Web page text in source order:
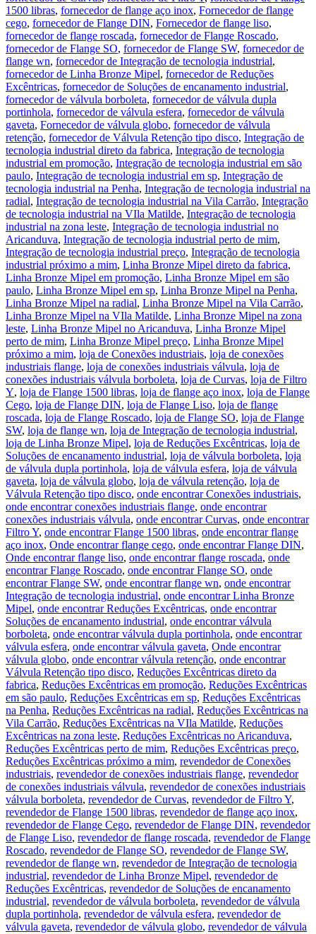
1500 libras, fornecedor de flange aço inox, Fornecedor de flange
cego, fornecedor de Flange DIN, Fornecedor de flange liso,
fornecedor de flange roscada, fornecedor de Flange Roscado,
fornecedor de Flange SO, fornecedor de Flange SW, fornecedor de
flange wn, fornecedor de Integração de tecnologia industrial,
fornecedor de Linha Bronze Mipel, fornecedor de Reduções
Excêntricas, fornecedor de Soluções de encanamento industrial,
fornecedor de válvula borboleta, fornecedor de válvula dupla
portinhola, fornecedor de válvula esfera, fornecedor de válvula
gaveta, Fornecedor de válvula globo, fornecedor de válvula
retenção, fornecedor de Válvula Retenção tipo disco, Integração de
tecnologia industrial direto da fabrica, Integração de tecnologia
industrial em promoção, Integração de tecnologia industrial em são
paulo, Integração de tecnologia industrial em sp, Integração de
tecnologia industrial na Penha, Integração de tecnologia industrial na
radial, Integração de tecnologia industrial na Vila Carrão, Integração
de tecnologia industrial na VIla Matilde, Integração de tecnologia
industrial na zona leste, Integração de tecnologia industrial no
Aricanduva, Integração de tecnologia industrial perto de mim,
Integração de tecnologia industrial preço, Integração de tecnologia
industrial próximo a mim, Linha Bronze Mipel direto da fabrica,
Linha Bronze Mipel em promoção, Linha Bronze Mipel em são
paulo, Linha Bronze Mipel em sp, Linha Bronze Mipel na Penha,
Linha Bronze Mipel na radial, Linha Bronze Mipel na Vila Carrão,
Linha Bronze Mipel na VIla Matilde, Linha Bronze Mipel na zona
leste, Linha Bronze Mipel no Aricanduva, Linha Bronze Mipel
perto de mim, Linha Bronze Mipel preço, Linha Bronze Mipel
próximo a mim, loja de Conexões industriais, loja de conexões
industriais flange, loja de conexões industriais válvula, loja de
conexões industriais válvula borboleta, loja de Curvas, loja de Filtro
Y, loja de Flange 1500 libras, loja de flange aço inox, loja de Flange
Cego, loja de Flange DIN, loja de Flange Liso, loja de flange
roscada, loja de Flange Roscado, loja de Flange SO, loja de Flange
SW, loja de flange wn, loja de Integração de tecnologia industrial,
loja de Linha Bronze Mipel, loja de Reduções Excêntricas, loja de
Soluções de encanamento industrial, loja de válvula borboleta, loja
de válvula dupla portinhola, loja de válvula esfera, loja de válvula
gaveta, loja de válvula globo, loja de válvula retenção, loja de
Válvula Retenção tipo disco, onde encontrar Conexões industriais,
onde encontrar conexões industriais flange, onde encontrar
conexões industriais válvula, onde encontrar Curvas, onde encontrar
Filtro Y, onde encontrar Flange 1500 libras, onde encontrar flange
aço inox, Onde encontrar flange cego, onde encontrar Flange DIN,
Onde encontrar flange liso, onde encontrar flange roscada, onde
encontrar Flange Roscado, onde encontrar Flange SO, onde
encontrar Flange SW, onde encontrar flange wn, onde encontrar
Integração de tecnologia industrial, onde encontrar Linha Bronze
Mipel, onde encontrar Reduções Excêntricas, onde encontrar
Soluções de encanamento industrial, onde encontrar válvula
borboleta, onde encontrar válvula dupla portinhola, onde encontrar
válvula esfera, onde encontrar válvula gaveta, Onde encontrar
válvula globo, onde encontrar válvula retenção, onde encontrar
Válvula Retenção tipo disco, Reduções Excêntricas direto da
fabrica, Reduções Excêntricas em promoção, Reduções Excêntricas
em são paulo, Reduções Excêntricas em sp, Reduções Excêntricas
na Penha, Reduções Excêntricas na radial, Reduções Excêntricas na
Vila Carrão, Reduções Excêntricas na VIla Matilde, Reduções
Excêntricas na zona leste, Reduções Excêntricas no Aricanduva,
Reduções Excêntricas perto de mim, Reduções Excêntricas preço,
Reduções Excêntricas próximo a mim, revendedor de Conexões
industriais, revendedor de conexões industriais flange, revendedor
de conexões industriais válvula, revendedor de conexões industriais
válvula borboleta, revendedor de Curvas, revendedor de Filtro Y,
revendedor de Flange 1500 libras, revendedor de flange aço inox,
revendedor de Flange Cego, revendedor de Flange DIN, revendedor
de Flange Liso, revendedor de flange roscada, revendedor de Flange
Roscado, revendedor de Flange SO, revendedor de Flange SW,
revendedor de flange wn, revendedor de Integração de tecnologia
industrial, revendedor de Linha Bronze Mipel, revendedor de
Reduções Excêntricas, revendedor de Soluções de encanamento
industrial, revendedor de válvula borboleta, revendedor de válvula
dupla portinhola, revendedor de válvula esfera, revendedor de
válvula gaveta, revendedor de válvula globo, revendedor de válvula